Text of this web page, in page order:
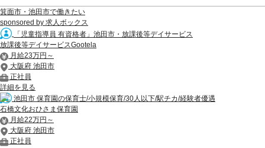
箕面市・池田市で働きたい
sponsored by 求人ボックス
「児童指導員 有資格者」池田市・放課後等デイサービス
放課後等デイサービスGootela
月給23万円～
大阪府 池田市
正社員
詳細を見る
池田市 保育園の保育士/小規模保育/30人以下/駅チカ/経験者優遇
石橋文化おひさま保育園
月給22万円～
大阪府 池田市
正社員